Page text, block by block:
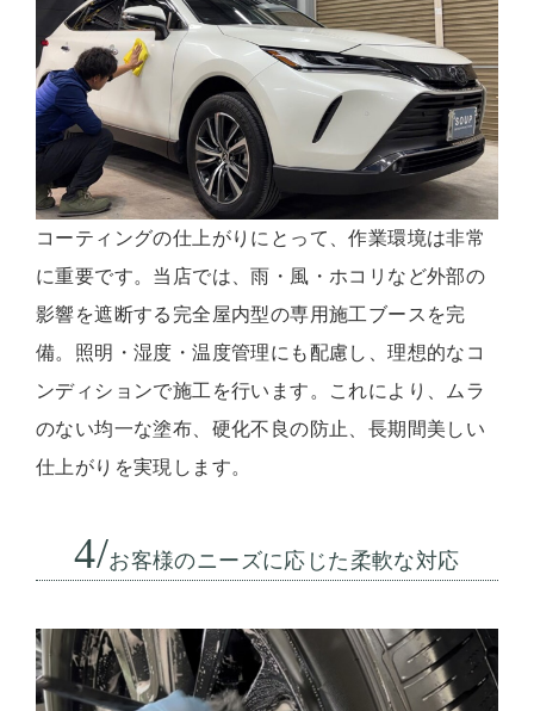
コーティングの仕上がりにとって、作業環境は非常
に重要です。当店では、雨・風・ホコリなど外部の
影響を遮断する完全屋内型の専用施工ブースを完
備。照明・湿度・温度管理にも配慮し、理想的なコ
ンディションで施工を行います。これにより、ムラ
のない均一な塗布、硬化不良の防止、長期間美しい
仕上がりを実現します。
4/お客様のニーズに応じた柔軟な対応